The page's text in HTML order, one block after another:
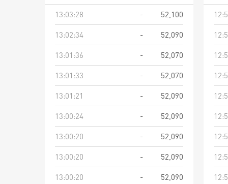
13:03:28
-
52,100
13:02:34
-
52,090
13:01:36
-
52,070
13:01:33
-
52,070
13:01:21
-
52,090
13:00:24
-
52,090
13:00:20
-
52,090
13:00:20
-
52,090
13:00:20
-
52,090